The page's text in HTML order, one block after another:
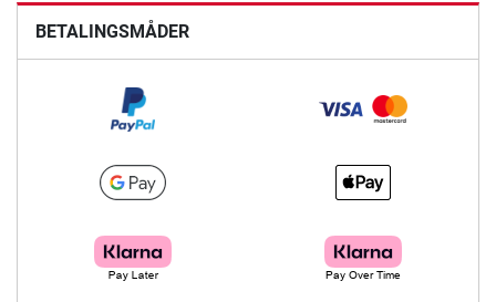
BETALINGSMÅDER